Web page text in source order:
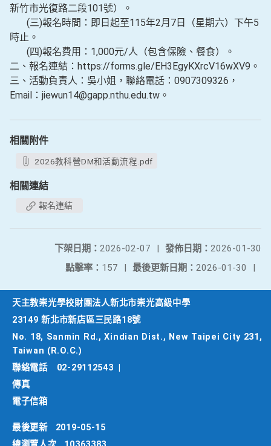
新竹市光復路二段101號）。
(三)報名時間：即日起至115年2月7日（星期六）下午5
時止。
(四)報名費用：1,000元/人（包含保險、餐食）。
二、報名連結：https://forms.gle/EH3EgyKXrcV16wXV9。
三、活動負責人：吳小姐，聯絡電話：0907309326，
Email：jiewun14@gapp.nthu.edu.tw。
相關附件
2026教科營DM和活動流程.pdf
相關連結
報名連結
發佈日期： 2026-01-30
下架日期： 2026-02-07
|
最後更新日期： 2026-01-30 |
點擊率： 157 |
天主教崇光學校財團法人新北市崇光高級中學
23149 新北市新店區三民路18號
No. 18, Sanmin Rd., Xindian Dist., New Taipei City 231,
Taiwan (R.O.C.)
聯絡電話
02-29112543
傳真
電子信箱
最後更新
2019-05-15